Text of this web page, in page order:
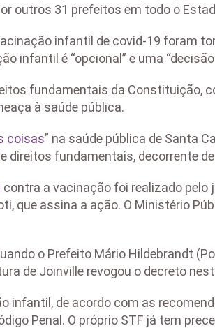
outros 31 prefeitos em todo o
infantil de covid-19 foram
infantil é “opcional” e uma
fundamentais da Constituição,
à saúde pública.
coisas” na saúde pública de Santa
direitos fundamentais, decorrente
contra a vacinação foi realizado pelo
que assina a ação. O Ministério
o Prefeito Mário Hildebrandt
de Joinville revogou o decreto
infantil, de acordo com as
Penal. O próprio STF já tem